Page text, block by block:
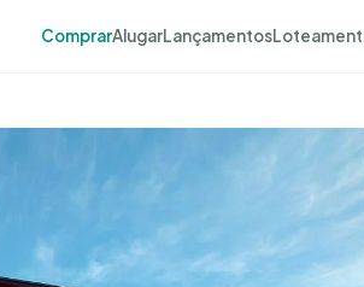
ComprarAlugarLançamentos